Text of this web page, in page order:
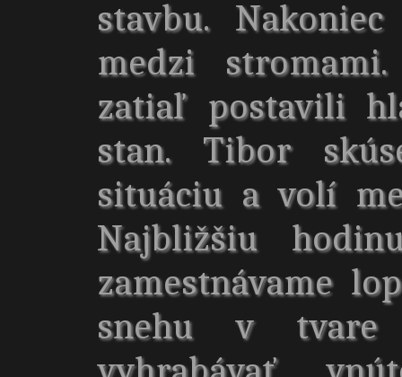
stavbu.
medzi
zatiaľ postavili
stan. Tibor
situáciu a volí
Najbližšiu
zamestnávame
snehu v tvare